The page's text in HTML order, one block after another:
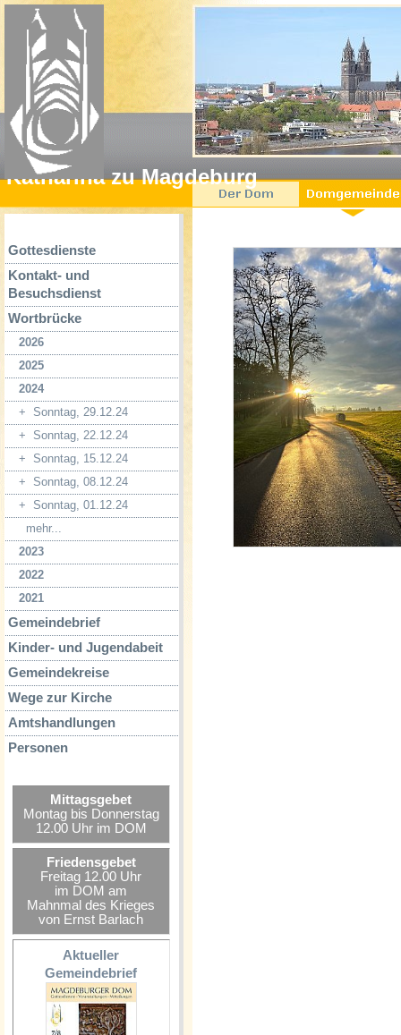
Katharina zu Magdeburg
Gottesdienste
Kontakt- und
Besuchsdienst
Wortbrücke
2026
2025
2024
+ Sonntag, 29.12.24
+ Sonntag, 22.12.24
+ Sonntag, 15.12.24
+ Sonntag, 08.12.24
+ Sonntag, 01.12.24
mehr...
2023
2022
2021
Gemeindebrief
Kinder- und Jugendabeit
Gemeindekreise
Wege zur Kirche
Amtshandlungen
Personen
Mittagsgebet
Montag bis Donnerstag
12.00 Uhr im DOM
Friedensgebet
Freitag 12.00 Uhr
im DOM am
Mahnmal des Krieges
von Ernst Barlach
Aktueller
Gemeindebrief